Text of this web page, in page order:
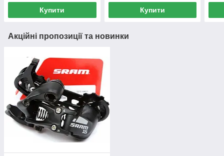
Купити Купити
Акційні пропозиції та новинки